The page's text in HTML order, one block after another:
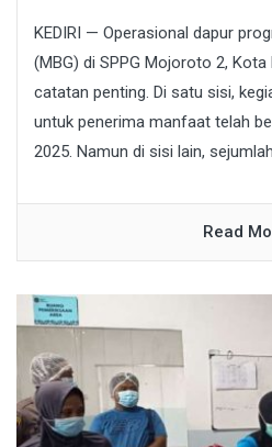
KEDIRI — Operasional dapur
(MBG) di SPPG Mojoroto 2,
catatan penting. Di satu sisi,
untuk penerima manfaat telah
2025. Namun di sisi lain,
Read